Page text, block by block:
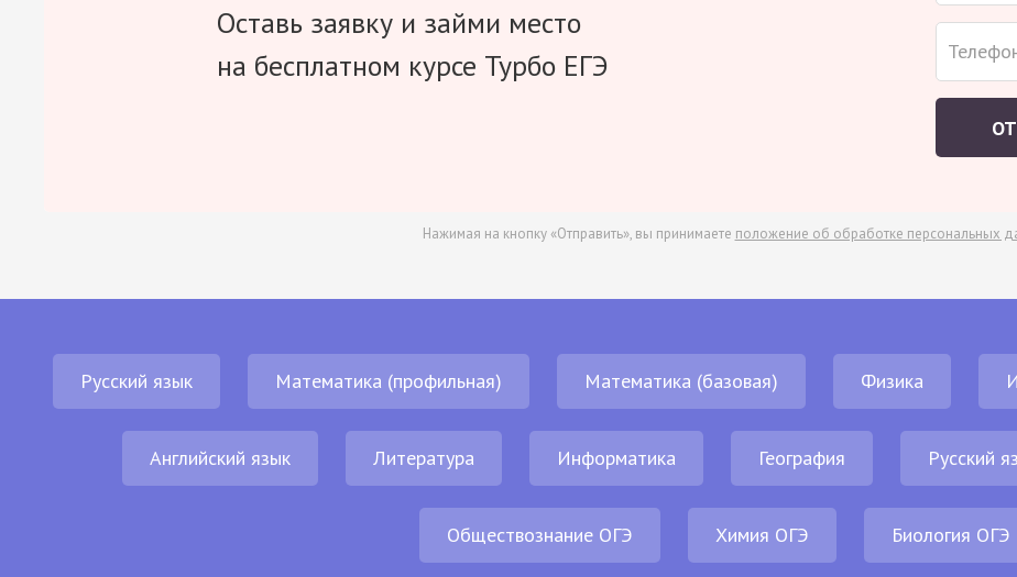
Оставь заявку и займи место
на бесплатном курсе Турбо ЕГЭ
Нажимая на кнопку «Отправить», вы принимаете положение об обработке персональных
Русский язык Математика (профильная) Математика (базовая) Физика
Английский язык Литература Информатика География Русский
Обществознание ОГЭ Химия ОГЭ Биология ОГЭ